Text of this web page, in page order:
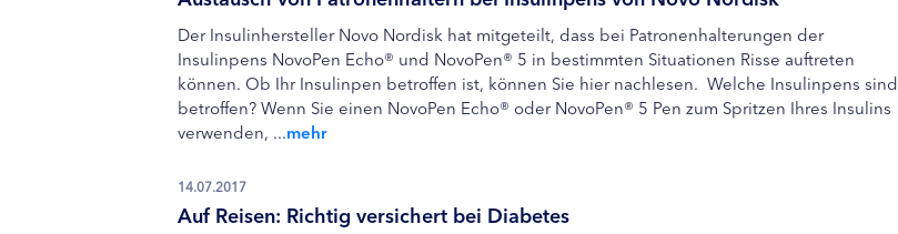
Der Insulinhersteller Novo Nordisk hat mitgeteilt, dass bei Patronenhalterungen der
Insulinpens NovoPen Echo® und NovoPen® 5 in bestimmten Situationen Risse auftreten
können. Ob Ihr Insulinpen betroffen ist, können Sie hier nachlesen. Welche Insulinpens sind
betroffen? Wenn Sie einen NovoPen Echo® oder NovoPen® 5 Pen zum Spritzen Ihres Insulins
verwenden, ...mehr
14.07.2017
Auf Reisen: Richtig versichert bei Diabetes